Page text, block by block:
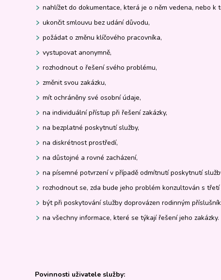
nahlížet do dokumentace, která je o něm vedena, nebo k
ukončit smlouvu bez udání důvodu,
požádat o změnu klíčového pracovníka,
vystupovat anonymně,
rozhodnout o řešení svého problému,
změnit svou zakázku,
mít ochráněny své osobní údaje,
na individuální přístup při řešení zakázky,
na bezplatné poskytnutí služby,
na diskrétnost prostředí,
na důstojné a rovné zacházení,
na písemné potvrzení v případě odmítnutí poskytnutí
rozhodnout se, zda bude jeho problém konzultován s
být při poskytování služby doprovázen rodinným
na všechny informace, které se týkají řešení jeho zakázky.
Povinnosti uživatele služby: